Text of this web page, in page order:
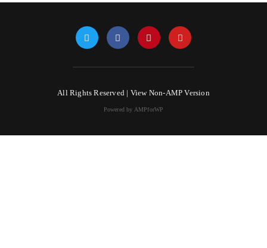
All Rights Reserved | View Non-AMP Version
Powered by AMPforWP